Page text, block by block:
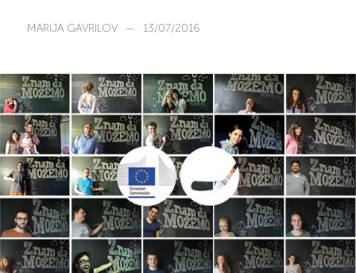
MARIJA GAVRILOV — 13/07/2016